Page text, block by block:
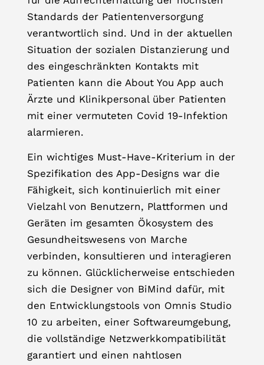
Standards der Patientenversorgung
verantwortlich sind. Und in der aktuellen
Situation der sozialen Distanzierung und
des eingeschränkten Kontakts mit
Patienten kann die About You App auch
Ärzte und Klinikpersonal über Patienten
mit einer vermuteten Covid 19-Infektion
alarmieren.
Ein wichtiges Must-Have-Kriterium in der
Spezifikation des App-Designs war die
Fähigkeit, sich kontinuierlich mit einer
Vielzahl von Benutzern, Plattformen und
Geräten im gesamten Ökosystem des
Gesundheitswesens von Marche
verbinden, konsultieren und interagieren
zu können. Glücklicherweise entschieden
sich die Designer von BiMind dafür, mit
den Entwicklungstools von Omnis Studio
10 zu arbeiten, einer Softwareumgebung,
die vollständige Netzwerkkompatibilität
garantiert und einen nahtlosen